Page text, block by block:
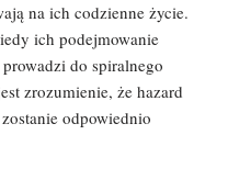
na ich codzienne życie.
ich podejmowanie
do spiralnego
zrozumienie, że hazard
odpowiednio